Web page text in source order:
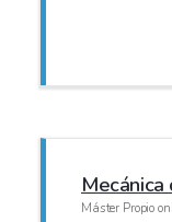
Máster Propio